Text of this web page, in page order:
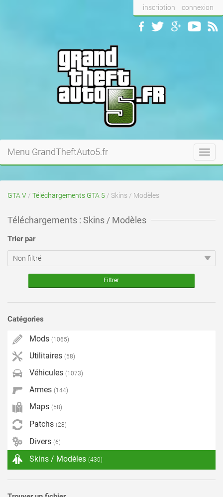
inscription connexion
Menu GrandTheftAuto5.fr
GTA V / Téléchargements GTA 5 / Skins / Modèles
Téléchargements : Skins / Modèles
Trier par
Catégories
Mods (1065)
Utilitaires (58)
Véhicules (1073)
Armes (144)
Maps (58)
Patchs (28)
Divers (6)
Skins / Modèles (430)